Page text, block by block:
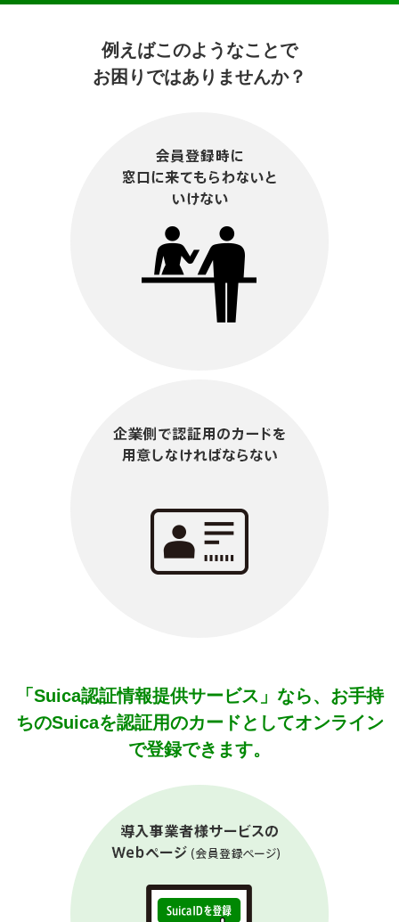
例えばこのようなことで
お困りではありませんか？
「Suica認証情報提供サービス」なら、お手持
ちのSuicaを認証用のカードとしてオンライン
で登録できます。